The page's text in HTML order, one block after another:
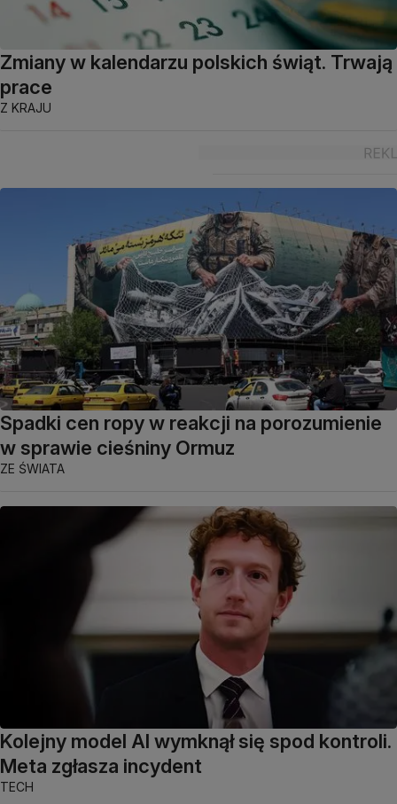
Zmiany w kalendarzu polskich świąt. Trwają
prace
Z KRAJU
Spadki cen ropy w reakcji na porozumienie
w sprawie cieśniny Ormuz
ZE ŚWIATA
Kolejny model AI wymknął się spod kontroli.
Meta zgłasza incydent
TECH